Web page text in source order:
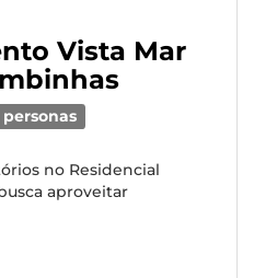
Vista Mar
personas
no Residencial
aproveitar